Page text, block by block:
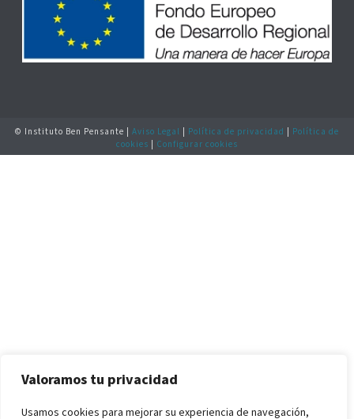
Valoramos tu privacidad
Usamos cookies para mejorar su experiencia de navegación,
© Instituto Ben Pensante | Aviso Legal | Política de privacidad | Política de
cookies | Configurar cookies